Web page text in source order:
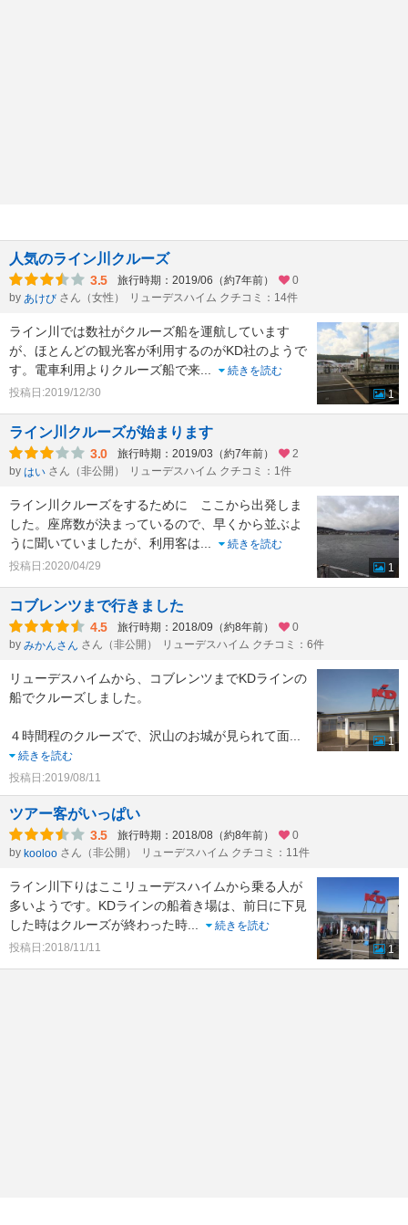
人気のライン川クルーズ
3.5 旅行時期：2019/06（約7年前）
0
by あけび さん（女性） リューデスハイム クチコミ：14件
ライン川では数社がクルーズ船を運航しています
が、ほとんどの観光客が利用するのがKD社のようで
す。電車利用よりクルーズ船で来...
続きを読む
投稿日:2019/12/30
1
ライン川クルーズが始まります
3.0 旅行時期：2019/03（約7年前）
2
by はい さん（非公開） リューデスハイム クチコミ：1件
ライン川クルーズをするために ここから出発しま
した。座席数が決まっているので、早くから並ぶよ
うに聞いていましたが、利用客は...
続きを読む
投稿日:2020/04/29
1
コブレンツまで行きました
4.5 旅行時期：2018/09（約8年前）
0
by みかんさん さん（非公開） リューデスハイム クチコミ：6件
リューデスハイムから、コブレンツまでKDラインの
船でクルーズしました。
４時間程のクルーズで、沢山のお城が見られて面...
続きを読む
投稿日:2019/08/11
1
ツアー客がいっぱい
3.5 旅行時期：2018/08（約8年前）
0
by kooloo さん（非公開） リューデスハイム クチコミ：11件
ライン川下りはここリューデスハイムから乗る人が
多いようです。KDラインの船着き場は、前日に下見
した時はクルーズが終わった時...
続きを読む
投稿日:2018/11/11
1